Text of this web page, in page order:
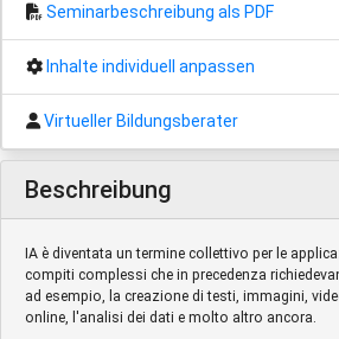
Seminarbeschreibung als PDF
Inhalte individuell anpassen
Virtueller Bildungsberater
Beschreibung
IA è diventata un termine collettivo per le
compiti complessi che in precedenza
ad esempio, la creazione di testi, immagini,
online, l'analisi dei dati e molto altro ancora.